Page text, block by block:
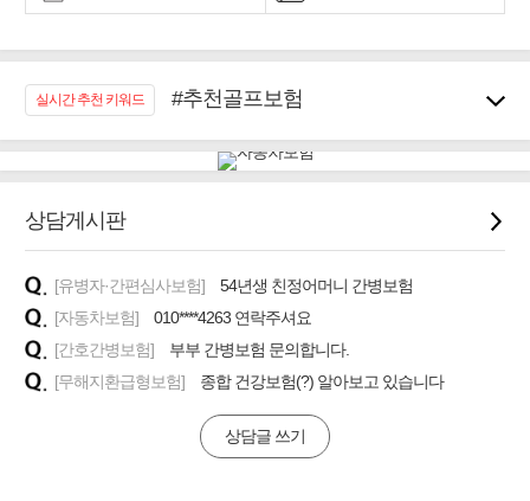
실시간 추천 키워드
#추천골프보험
#노후대비 연금재테크!
#임플란트, 치아치료보장
#바뀌기전에 4세대 가입
상담게시판
[유병자·간편심사보험]
54년생 친정어머니 간병보험
[자동차보험]
010****4263 연락주셔요
[간호간병보험]
부부 간병보험 문의합니다.
[무해지환급형보험]
종합 건강보험(?) 알아보고 있습니다
상담글 쓰기